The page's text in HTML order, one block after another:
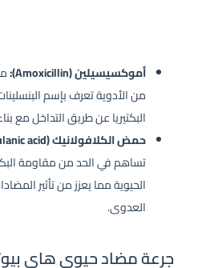
أموكسيسيلين (Amoxicillin):
من الأدوية تعرف بإسم
البكتيريا عن طريق التداخل مع
حمض الكلافولانيك (Clavulanic acid):
تساهم في الحد من مقاومة
الحيوية مما يعزز من تأثير
العدوى.
جرعة مضاد حيوي هاي